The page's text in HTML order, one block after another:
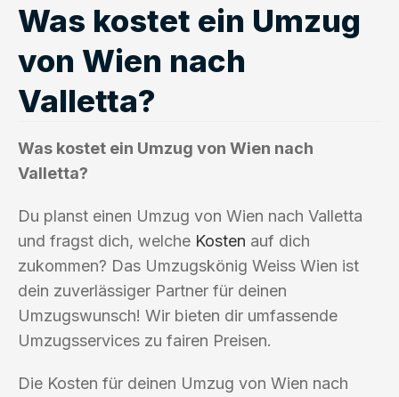
Was kostet ein Umzug
von Wien nach
Valletta?
Was kostet ein Umzug von Wien nach
Valletta?
Du planst einen Umzug von Wien nach Valletta
und fragst dich, welche Kosten auf dich
zukommen? Das Umzugskönig Weiss Wien ist
dein zuverlässiger Partner für deinen
Umzugswunsch! Wir bieten dir umfassende
Umzugsservices zu fairen Preisen.
Die Kosten für deinen Umzug von Wien nach